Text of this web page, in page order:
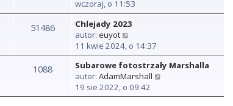
e
t
a
n
o
w
ś
e
t
l
n
wczoraj, o 11:53
51486
Chlejady 2023
autor: euyot
y
ś
w
i
e
t
11 kwie 2024, o 14:37
1088
Subarowe fotostrzały Marshalla
autor: AdamMarshall
ś
19 sie 2022, o 09:42